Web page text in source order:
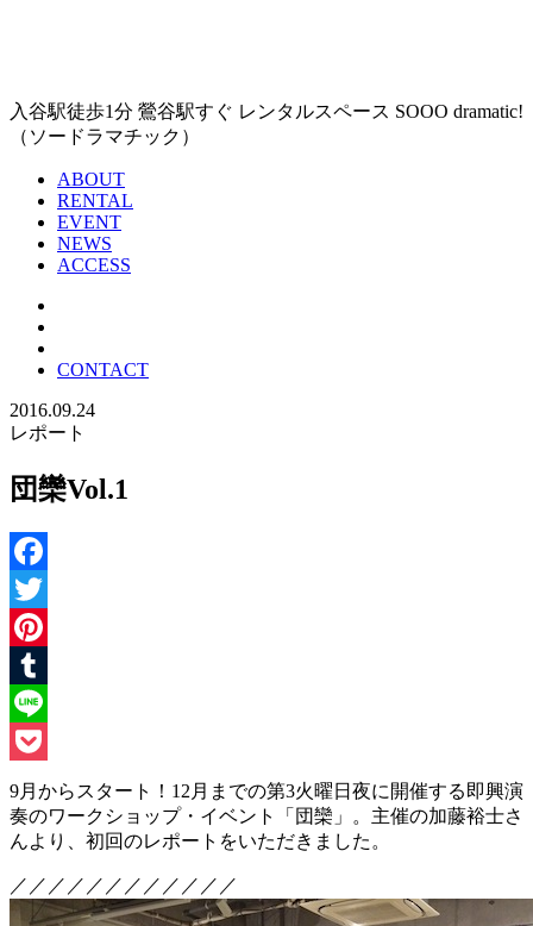
入谷駅徒歩1分 鶯谷駅すぐ レンタルスペース SOOO dramatic!
（ソードラマチック）
ABOUT
RENTAL
EVENT
NEWS
ACCESS
CONTACT
2016.09.24
レポート
団欒Vol.1
Facebook
Twitter
Pinterest
Tumblr
Line
Pocket
9月からスタート！12月までの第3火曜日夜に開催する即興演
奏のワークショップ・イベント「団欒」。主催の加藤裕士さ
んより、初回のレポートをいただきました。
／／／／／／／／／／／／